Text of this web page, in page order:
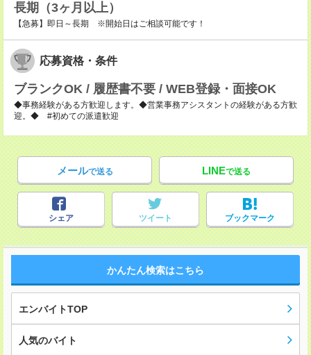
長期（3ヶ月以上）
【急募】即日～長期 ※開始日はご相談可能です！
応募資格・条件
ブランクOK / 履歴書不要 / WEB登録・面接OK
◆事務経験がある方歓迎します。◆営業事務アシスタントの経験がある方歓
迎。◆ #初めての派遣歓迎
メールで送る LINEで送る
シェア ツイート ブックマーク
かんたん検索はこちら
エンバイトTOP
人気のバイト